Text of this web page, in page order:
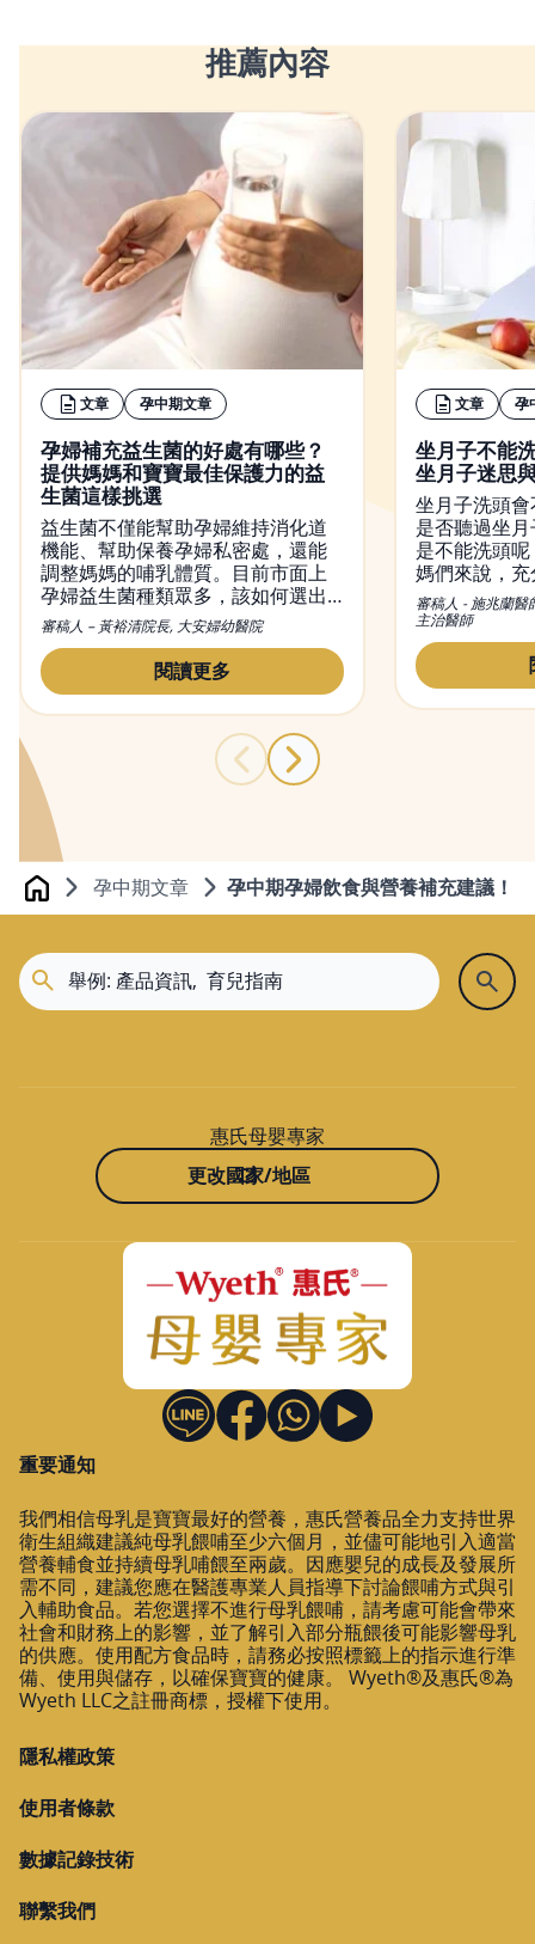
推薦內容
文章 孕中期文章
孕婦補充益生菌的好處有哪些？
提供媽媽和寶寶最佳保護力的益
生菌這樣挑選
益生菌不僅能幫助孕婦維持消化道
機能、幫助保養孕婦私密處，還能
調整媽媽的哺乳體質。目前市面上
孕婦益生菌種類眾多，該如何選出
適合的益生菌？又該何時吃益生
菌？本文將會介紹益生菌對孕婦的
功效，吃益生菌正確的方法及時
間，並提供挑益生菌的小撇步。
審稿人 – 黃裕清院長, 大安婦幼醫院
閱讀更多
文章 孕
坐月子不能
坐月子迷思
坐月子洗頭
是否聽過坐
是不能洗頭
媽們來說，
不可或缺的
觀念，便是
內好好休息
變，觀念也
月子洗頭的
與禁忌，幫
審稿人 - 施兆蘭醫
主治醫師
Home 孕中期文章 孕中期孕婦飲食與營養補充建議！
惠氏母嬰專家
更改國家/地區
重要通知
我們相信母乳是寶寶最好的營養，惠氏營養品全力支持世界
衛生組織建議純母乳餵哺至少六個月，並儘可能地引入適當
營養輔食並持續母乳哺餵至兩歲。因應嬰兒的成長及發展所
需不同，建議您應在醫護專業人員指導下討論餵哺方式與引
入輔助食品。若您選擇不進行母乳餵哺，請考慮可能會帶來
社會和財務上的影響，並了解引入部分瓶餵後可能影響母乳
的供應。使用配方食品時，請務必按照標籤上的指示進行準
備、使用與儲存，以確保寶寶的健康。 Wyeth®及惠氏®為
Wyeth LLC之註冊商標，授權下使用。
隱私權政策
使用者條款
數據記錄技術
聯繫我們